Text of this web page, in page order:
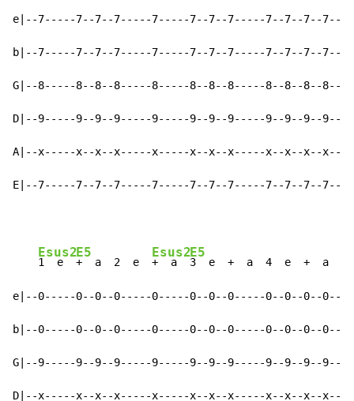
e|--7-----7--7--7-----7-----7--7--7-----7--7--7--
b|--7-----7--7--7-----7-----7--7--7-----7--7--7--
G|--8-----8--8--8-----8-----8--8--8-----8--8--8--
D|--9-----9--9--9-----9-----9--9--9-----9--9--9--
A|--x-----x--x--x-----x-----x--x--x-----x--x--x--
E|--7-----7--7--7-----7-----7--7--7-----7--7--7--
Esus2
1  e
E5
+  a  2  e
Esus2
+  a
E5
3  e  +  a  4  e  +
e|--0-----0--0--0-----0-----0--0--0-----0--0--0--
b|--0-----0--0--0-----0-----0--0--0-----0--0--0--
G|--9-----9--9--9-----9-----9--9--9-----9--9--9--
D|--x-----x--x--x-----x-----x--x--x-----x--x--x--